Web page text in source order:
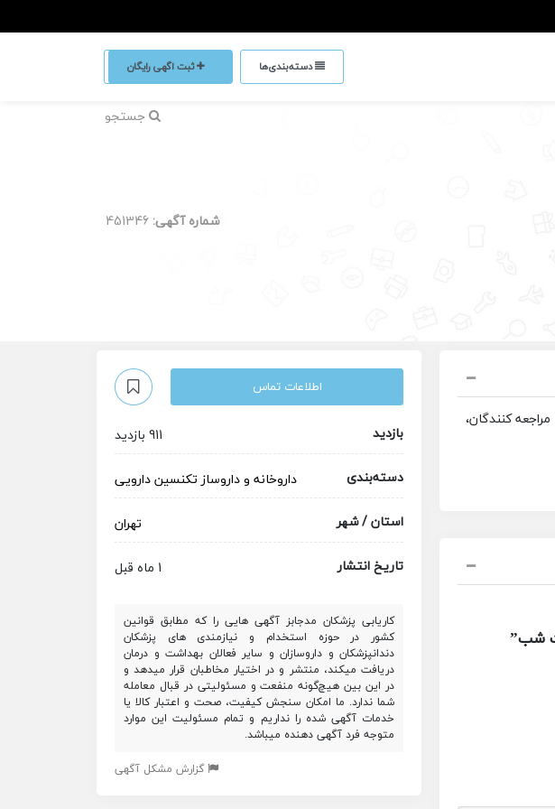
دسته‌بندی‌ها ثبت اگهی رایگان
جستجو
شماره آگهی: 451346
کنندگان،
شب”
اطلاعات تماس
بازدید
911 بازدید
دسته‌بندی
داروخانه و داروساز تکنسین دارویی
استان / شهر
تهران
تاریخ انتشار
1 ماه قبل
کاریابی پزشکان مدجابز آگهی هایی را که مطابق قوانین
کشور در حوزه استخدام و نیازمندی های پزشکان
دندانپزشکان و داروسازان و سایر فعالان بهداشت و درمان
دریافت میکند، منتشر و در اختیار مخاطبان قرار میدهد و
در این بین هیچ‌گونه منفعت و مسئولیتی در قبال معامله
شما ندارد. ما امکان سنجش کیفیت، صحت و اعتبار کالا یا
خدمات آگهی شده را نداریم و تمام مسئولیت این موارد
متوجه فرد آگهی دهنده میباشد.
گزارش مشکل آگهی